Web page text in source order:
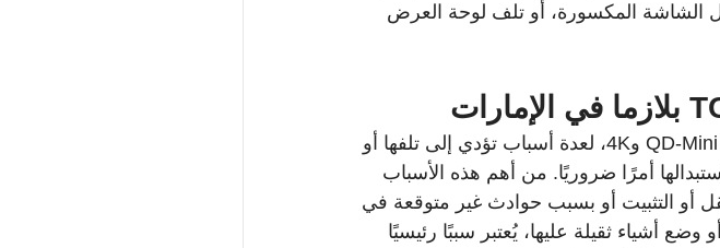
الشاشة المكسورة، أو تلف لوحة العرض
تتعرض شاشات تلفزيون TCL، بما يشمل طرازات QD-Mini LED و4K، لعدة أسباب تؤدي إلى تلفها أو
أمرًا ضروريًا. من أهم هذه الأسباب
أو التثبيت أو بسبب حوادث غير متوقعة في
أشياء ثقيلة عليها، يُعتبر سببًا رئيسيًا